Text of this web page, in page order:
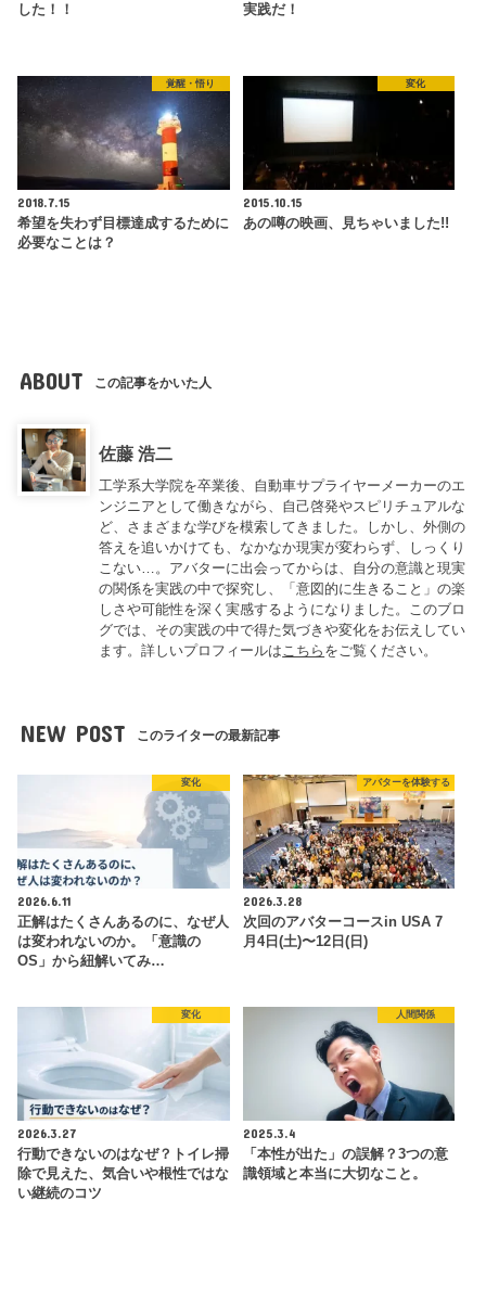
した！！
実践だ！
覚醒・悟り
2018.7.15
希望を失わず目標達成するために
必要なことは？
変化
2015.10.15
あの噂の映画、見ちゃいました!!
ABOUT この記事をかいた人
佐藤 浩二
工学系大学院を卒業後、自動車サプライヤーメーカーのエ
ンジニアとして働きながら、自己啓発やスピリチュアルな
ど、さまざまな学びを模索してきました。しかし、外側の
答えを追いかけても、なかなか現実が変わらず、しっくり
こない…。アバターに出会ってからは、自分の意識と現実
の関係を実践の中で探究し、「意図的に生きること」の楽
しさや可能性を深く実感するようになりました。このブロ
グでは、その実践の中で得た気づきや変化をお伝えしてい
ます。詳しいプロフィールは こちら をご覧ください。
NEW POST このライターの最新記事
変化
2026.6.11
正解はたくさんあるのに、なぜ人
は変われないのか。「意識の
OS」から紐解いてみ…
アバターを体験する
2026.3.28
次回のアバターコースin USA 7
月4日(土)〜12日(日)
変化
2026.3.27
行動できないのはなぜ？トイレ掃
除で見えた、気合いや根性ではな
い継続のコツ
人間関係
2025.3.4
「本性が出た」の誤解？3つの意
識領域と本当に大切なこと。